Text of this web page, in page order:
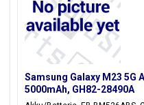
Samsung Galaxy M23 5G
5000mAh, GH82-28490A